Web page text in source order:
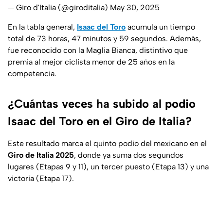
— Giro d'Italia (@giroditalia) May 30, 2025
En la tabla general, Isaac del Toro acumula un tiempo
total de 73 horas, 47 minutos y 59 segundos. Además,
fue reconocido con la Maglia Bianca, distintivo que
premia al mejor ciclista menor de 25 años en la
competencia.
¿Cuántas veces ha subido al podio
Isaac del Toro en el Giro de Italia?
Este resultado marca el quinto podio del mexicano en el
Giro de Italia 2025, donde ya suma dos segundos
lugares (Etapas 9 y 11), un tercer puesto (Etapa 13) y una
victoria (Etapa 17).